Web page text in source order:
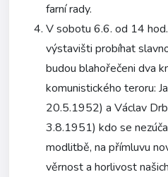
farní rady.
V sobotu 6.6. od 14
výstavišti probíhat
budou blahořečeni dva
komunistického teroru:
20.5.1952) a Václav
3.8.1951) kdo se
modlitbě, na přímluvu
věrnost a horlivost